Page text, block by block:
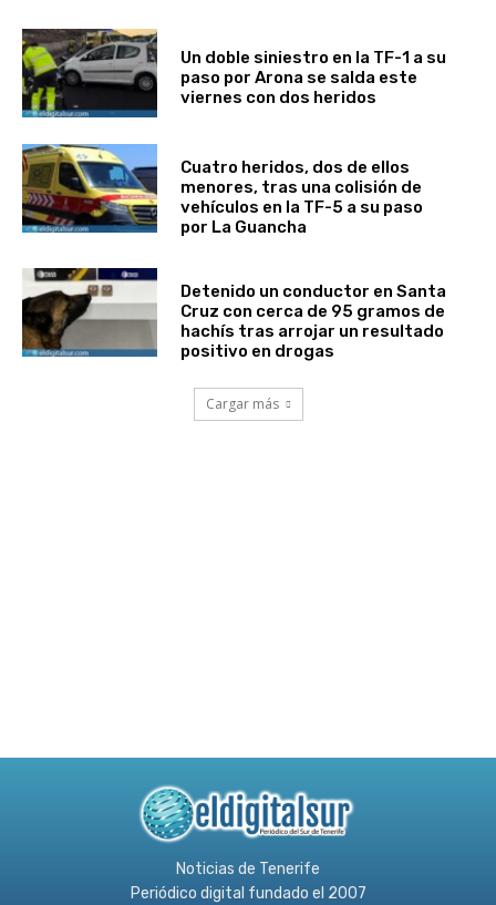
Un doble siniestro en la TF-1 a su
paso por Arona se salda este
viernes con dos heridos
Cuatro heridos, dos de ellos
menores, tras una colisión de
vehículos en la TF-5 a su paso
por La Guancha
Detenido un conductor en Santa
Cruz con cerca de 95 gramos de
hachís tras arrojar un resultado
positivo en drogas
Cargar más
Noticias de Tenerife
Periódico digital fundado el 2007